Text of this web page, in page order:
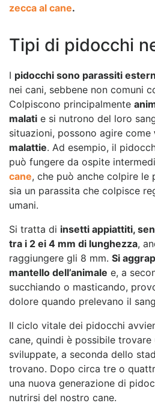
zecca al cane.
Tipi di pidocchi
I pidocchi sono parassiti
nei cani, sebbene non comuni
Colpiscono principalmente
malati e si nutrono del loro
situazioni, possono agire come
malattie. Ad esempio, il
può fungere da ospite
cane, che può anche colpire le
sia un parassita che colpisce
umani.
Si tratta di insetti appiattiti,
tra i 2 ei 4 mm di lunghezza,
raggiungere gli 8 mm. Si
mantello dell’animale e, a
succhiando o masticando,
dolore quando prelevano il
Il ciclo vitale dei pidocchi
cane, quindi è possibile trovare
sviluppate, a seconda dello
trovano. Dopo circa tre o
una nuova generazione di
nutrirsi del nostro cane.